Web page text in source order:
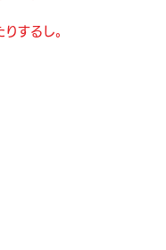
するし。